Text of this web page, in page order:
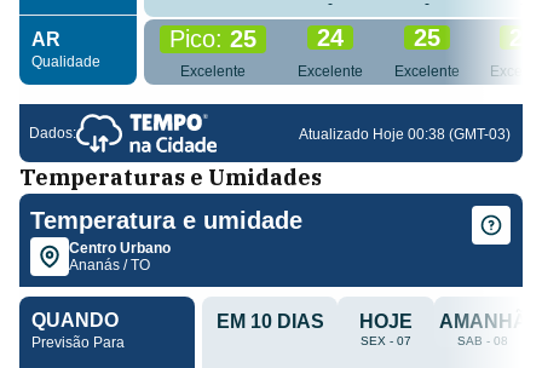
Temperaturas e Umidades